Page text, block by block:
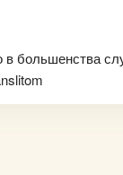
в большенства